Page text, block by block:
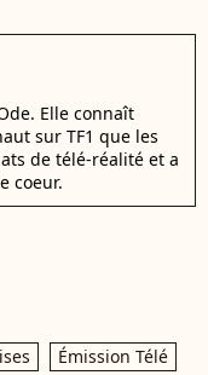
Elle connaît
sur TF1 que les
de télé-réalité et a
coeur.
Émission Télé